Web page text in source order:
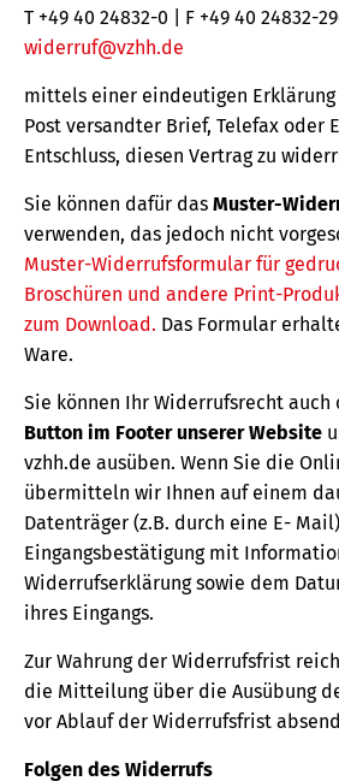
T +49 40 24832-0 | F +49 40 24832-
widerruf@vzhh.de
mittels einer eindeutigen
Post versandter Brief, Telefax oder
Entschluss, diesen Vertrag zu
Sie können dafür das Muster-
verwenden, das jedoch nicht
Muster-Widerrufsformular für
Broschüren und andere Print-
zum Download. Das Formular
Ware.
Sie können Ihr Widerrufsrecht
Button im Footer unserer Website
vzhh.de ausüben. Wenn Sie die
übermitteln wir Ihnen auf einem
Datenträger (z.B. durch eine E-
Eingangsbestätigung mit
Widerrufserklärung sowie dem
ihres Eingangs.
Zur Wahrung der Widerrufsfrist
die Mitteilung über die Ausübung
vor Ablauf der Widerrufsfrist
Folgen des Widerrufs